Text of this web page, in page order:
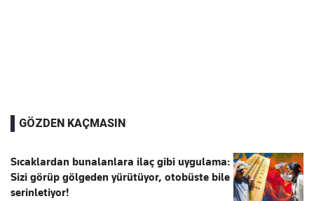
GÖZDEN KAÇMASIN
Sıcaklardan bunalanlara ilaç gibi uygulama:
Sizi görüp gölgeden yürütüyor, otobüste bile
serinletiyor!